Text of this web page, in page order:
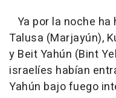
Ya por la noche
Talusa (Marjayún),
y Beit Yahún (Bint
israelíes habían
Yahún bajo fuego